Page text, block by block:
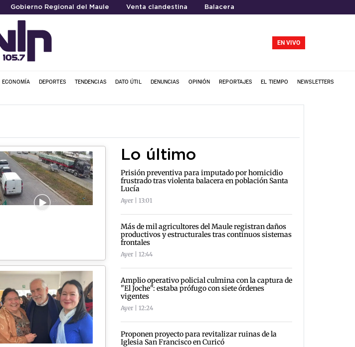
Gobierno Regional del Maule Venta clandestina Balacera
EN VIVO
ECONOMÍA DEPORTES TENDENCIAS DATO ÚTIL DENUNCIAS OPINIÓN REPORTAJES EL TIEMPO NEWSLETTERS
Lo último
Prisión preventiva para imputado por homicidio
frustrado tras violenta balacera en población Santa
Lucía
Ayer | 13:01
Más de mil agricultores del Maule registran daños
productivos y estructurales tras continuos sistemas
frontales
Ayer | 12:44
Amplio operativo policial culmina con la captura de
"El Joche": estaba prófugo con siete órdenes
vigentes
Ayer | 12:24
Proponen proyecto para revitalizar ruinas de la
Iglesia San Francisco en Curicó